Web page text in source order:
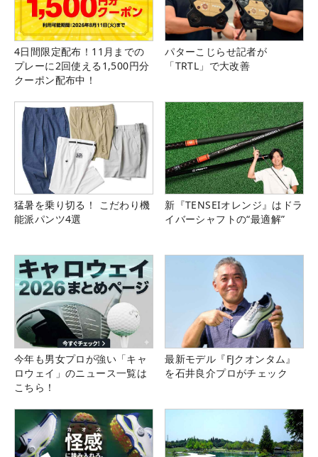
4日間限定配布！11月までの
プレーに2回使える1,500円分
クーポン配布中！
パターこじらせ記者が
「TRTL」で大改善
猛暑を乗り切る！ こだわり機
能派パンツ4選
新『TENSEIオレンジ』はドラ
イバーシャフトの“最適解”
今年も男女プロが強い「キャ
ロウェイ」のニュース一覧は
こちら！
最新モデル『FJクオンタム』
を石井良介プロがチェック